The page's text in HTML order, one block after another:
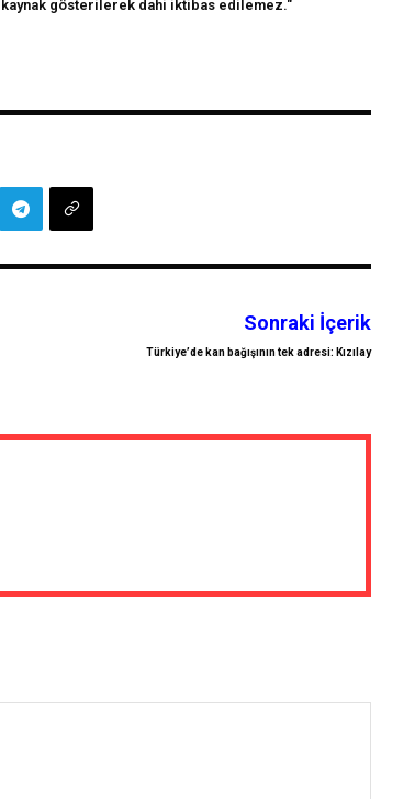
kaynak gösterilerek dahi iktibas edilemez."
Sonraki İçerik
Türkiye’de kan bağışının tek adresi: Kızılay